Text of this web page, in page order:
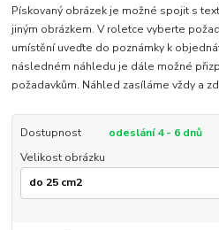
Pískovaný obrázek je možné spojit s
jiným obrázkem. V roletce vyberte
umístění uveďte do poznámky k
následném náhledu je dále možné
požadavkům. Náhled zasíláme vždy a
Dostupnost
odeslání 4 - 6 dnů
Velikost obrázku